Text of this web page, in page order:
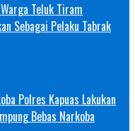
Teluk Tiram
Sebagai Pelaku Tabrak
Polres Kapuas Lakukan
Bebas Narkoba